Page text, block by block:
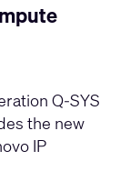
Q-SYS
the new
IP